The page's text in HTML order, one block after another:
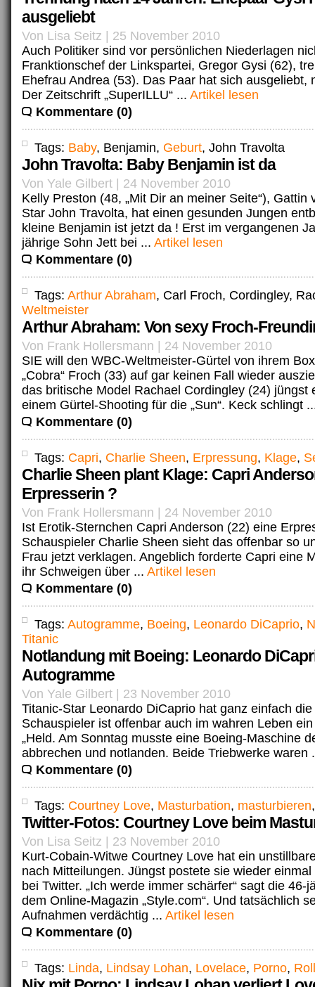
ausgeliebt
Von Lisa Seitz | 25 November 2010
Auch Politiker sind vor persönlichen Niederlagen
Franktionschef der Linkspartei, Gregor Gysi (62),
Ehefrau Andrea (53). Das Paar hat sich ausgeliebt,
Der Zeitschrift „SuperILLU“ ... Artikel lesen
Kommentare (0)
Tags: Baby, Benjamin, Geburt, John Travolta
John Travolta: Baby Benjamin ist da
Von Yale Gilbert | 24 November 2010
Kelly Preston (48, „Mit Dir an meiner Seite“), Gattin
Star John Travolta, hat einen gesunden Jungen
kleine Benjamin ist jetzt da ! Erst im vergangenen
jährige Sohn Jett bei ... Artikel lesen
Kommentare (0)
Tags: Arthur Abraham, Carl Froch, Cordingley,
Weltmeister
Arthur Abraham: Von sexy Froch-
Von Frank Hollersmann | 24 November 2010
SIE will den WBC-Weltmeister-Gürtel von ihrem
„Cobra“ Froch (33) auf gar keinen Fall wieder
das britische Model Rachael Cordingley (24) jüngst
einem Gürtel-Shooting für die „Sun“. Keck schlingt
Kommentare (0)
Tags: Capri, Charlie Sheen, Erpressung, Klage,
Charlie Sheen plant Klage: Capri
Erpresserin ?
Von Frank Hollersmann | 24 November 2010
Ist Erotik-Sternchen Capri Anderson (22) eine
Schauspieler Charlie Sheen sieht das offenbar so
Frau jetzt verklagen. Angeblich forderte Capri eine
ihr Schweigen über ... Artikel lesen
Kommentare (0)
Tags: Autogramme, Boeing, Leonardo DiCaprio,
Titanic
Notlandung mit Boeing: Leonardo
Autogramme
Von Yale Gilbert | 23 November 2010
Titanic-Star Leonardo DiCaprio hat ganz einfach
Schauspieler ist offenbar auch im wahren Leben
„Held. Am Sonntag musste eine Boeing-Maschine
abbrechen und notlanden. Beide Triebwerke waren
Kommentare (0)
Tags: Courtney Love, Masturbation, masturbieren
Twitter-Fotos: Courtney Love beim
Von Lisa Seitz | 23 November 2010
Kurt-Cobain-Witwe Courtney Love hat ein
nach Mitteilungen. Jüngst postete sie wieder
bei Twitter. „Ich werde immer schärfer“ sagt die 46-
dem Online-Magazin „Style.com“. Und tatsächlich
Aufnahmen verdächtig ... Artikel lesen
Kommentare (0)
Tags: Linda, Lindsay Lohan, Lovelace, Porno,